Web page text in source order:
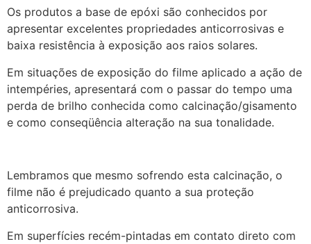
Os produtos a base de epóxi são conhecidos por
apresentar excelentes propriedades anticorrosivas e
baixa resistência à exposição aos raios solares.
Em situações de exposição do filme aplicado a ação de
intempéries, apresentará com o passar do tempo uma
perda de brilho conhecida como calcinação/gisamento
e como conseqüência alteração na sua tonalidade.
Lembramos que mesmo sofrendo esta calcinação, o
filme não é prejudicado quanto a sua proteção
anticorrosiva.
Em superfícies recém-pintadas em contato direto com